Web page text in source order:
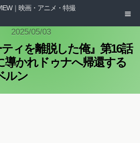
｜映画・アニメ・特撮
2025/05/03
ティを離脱した俺』第16話
導かれドゥナへ帰還する
ルン